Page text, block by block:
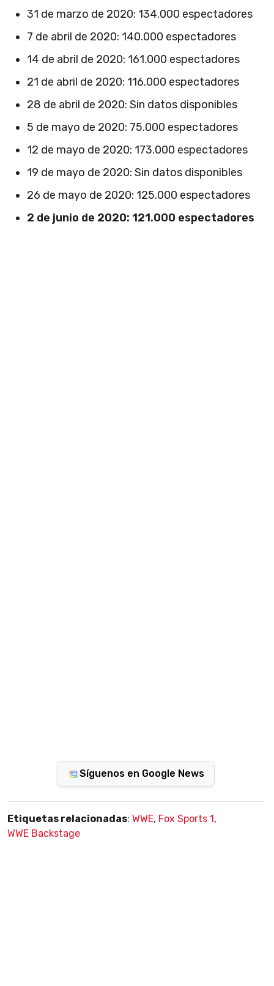
31 de marzo de 2020: 134.000 espectadores
7 de abril de 2020: 140.000 espectadores
14 de abril de 2020: 161.000 espectadores
21 de abril de 2020: 116.000 espectadores
28 de abril de 2020: Sin datos disponibles
5 de mayo de 2020: 75.000 espectadores
12 de mayo de 2020: 173.000 espectadores
19 de mayo de 2020: Sin datos disponibles
26 de mayo de 2020: 125.000 espectadores
2 de junio de 2020: 121.000 espectadores
Síguenos en Google News
Etiquetas relacionadas: WWE, Fox Sports 1 ,
WWE Backstage